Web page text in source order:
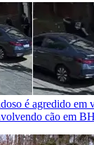
é agredido em
cão em BH